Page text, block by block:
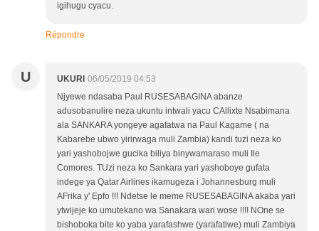
igihugu cyacu.
Répondre
U UKURI 06/05/2019 04:53
Njyewe ndasaba Paul RUSESABAGINA abanze
adusobanulire neza ukuntu intwali yacu CAllixte Nsabimana
ala SANKARA yongeye agafatwa na Paul Kagame ( na
Kabarebe ubwo yirirwaga muli Zambia) kandi tuzi neza ko
yari yashobojwe gucika biliya binywamaraso muli Ile
Comores. TUzi neza ko Sankara yari yashoboye gufata
indege ya Qatar Airlines ikamugeza i Johannesburg muli
AFrika y' Epfo !!! Ndetse le meme RUSESABAGINA akaba yari
ytwijeje ko umutekano wa Sanakara wari wose !!!! NOne se
bishoboka bite ko yaba yarafashwe (yarafatiwe) muli Zambiya